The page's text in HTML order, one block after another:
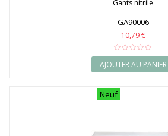
Gants nitrile
GA90006
10,79 €
AJOUTER AU PANIER
Neuf